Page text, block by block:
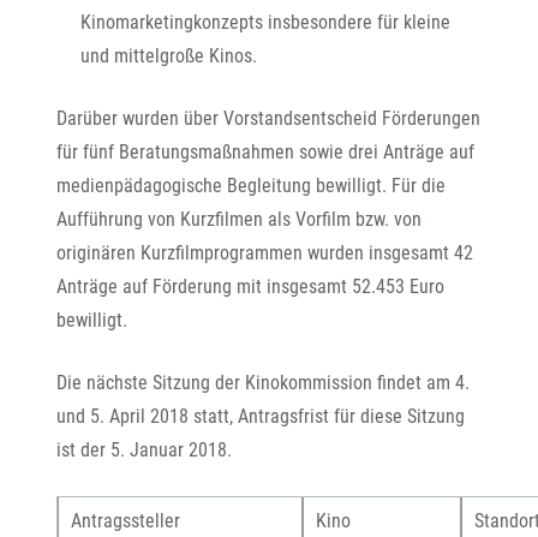
Kinomarketingkonzepts insbesondere für kleine
und mittelgroße Kinos.
Darüber wurden über Vorstandsentscheid Förderungen
für fünf Beratungsmaßnahmen sowie drei Anträge auf
medienpädagogische Begleitung bewilligt. Für die
Aufführung von Kurzfilmen als Vorfilm bzw. von
originären Kurzfilmprogrammen wurden insgesamt 42
Anträge auf Förderung mit insgesamt 52.453 Euro
bewilligt.
Die nächste Sitzung der Kinokommission findet am 4.
und 5. April 2018 statt, Antragsfrist für diese Sitzung
ist der 5. Januar 2018.
Antragssteller Kino